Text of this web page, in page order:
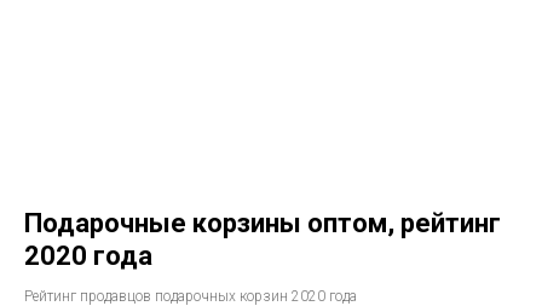
Подарочные корзины оптом, рейтинг
2020 года
Рейтинг продавцов подарочных корзин 2020 года